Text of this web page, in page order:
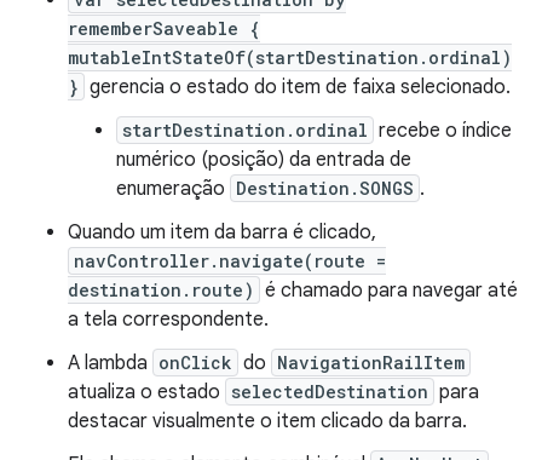
rememberSaveable {
mutableIntStateOf(startDestination.ordinal)
} gerencia o estado do item de faixa selecionado.
startDestination.ordinal recebe o índice
numérico (posição) da entrada de
enumeração Destination.SONGS .
Quando um item da barra é clicado,
navController.navigate(route =
destination.route) é chamado para navegar até
a tela correspondente.
A lambda onClick do NavigationRailItem
atualiza o estado selectedDestination para
destacar visualmente o item clicado da barra.